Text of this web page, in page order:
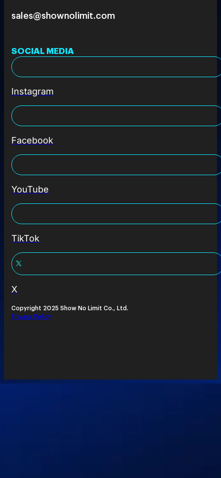
sales@shownolimit.com
SOCIAL MEDIA
Instagram
Facebook
YouTube
TikTok
X
Copyright 2025 Show No Limit Co., Ltd.
Privacy Policy